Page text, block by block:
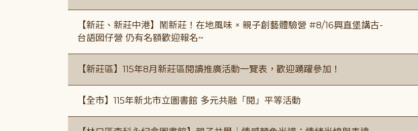
【新莊、新莊中港】鬧新莊！在地風味 × 親子創藝體驗營 #8/16興直堡講古-
台語囡仔營 仍有名額歡迎報名~
【新莊區】115年8月新莊區閱讀推廣活動一覽表，歡迎踴躍參加！
【全市】115年新北市立圖書館 多元共融「閱」平等活動